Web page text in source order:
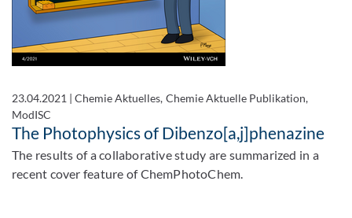
23.04.2021 |Chemie Aktuelles, Chemie Aktuelle Publikation,
ModISC
The Photophysics of Dibenzo[a,j]phenazine
The results of a collaborative study are summarized in a
recent cover feature of ChemPhotoChem.